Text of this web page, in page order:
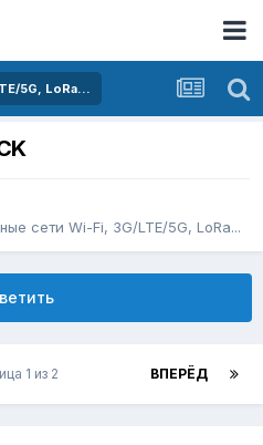
5G, LoRa...
сети Wi-Fi, 3G/LTE/5G, LoRa...
ВПЕРЁД
1 из 2